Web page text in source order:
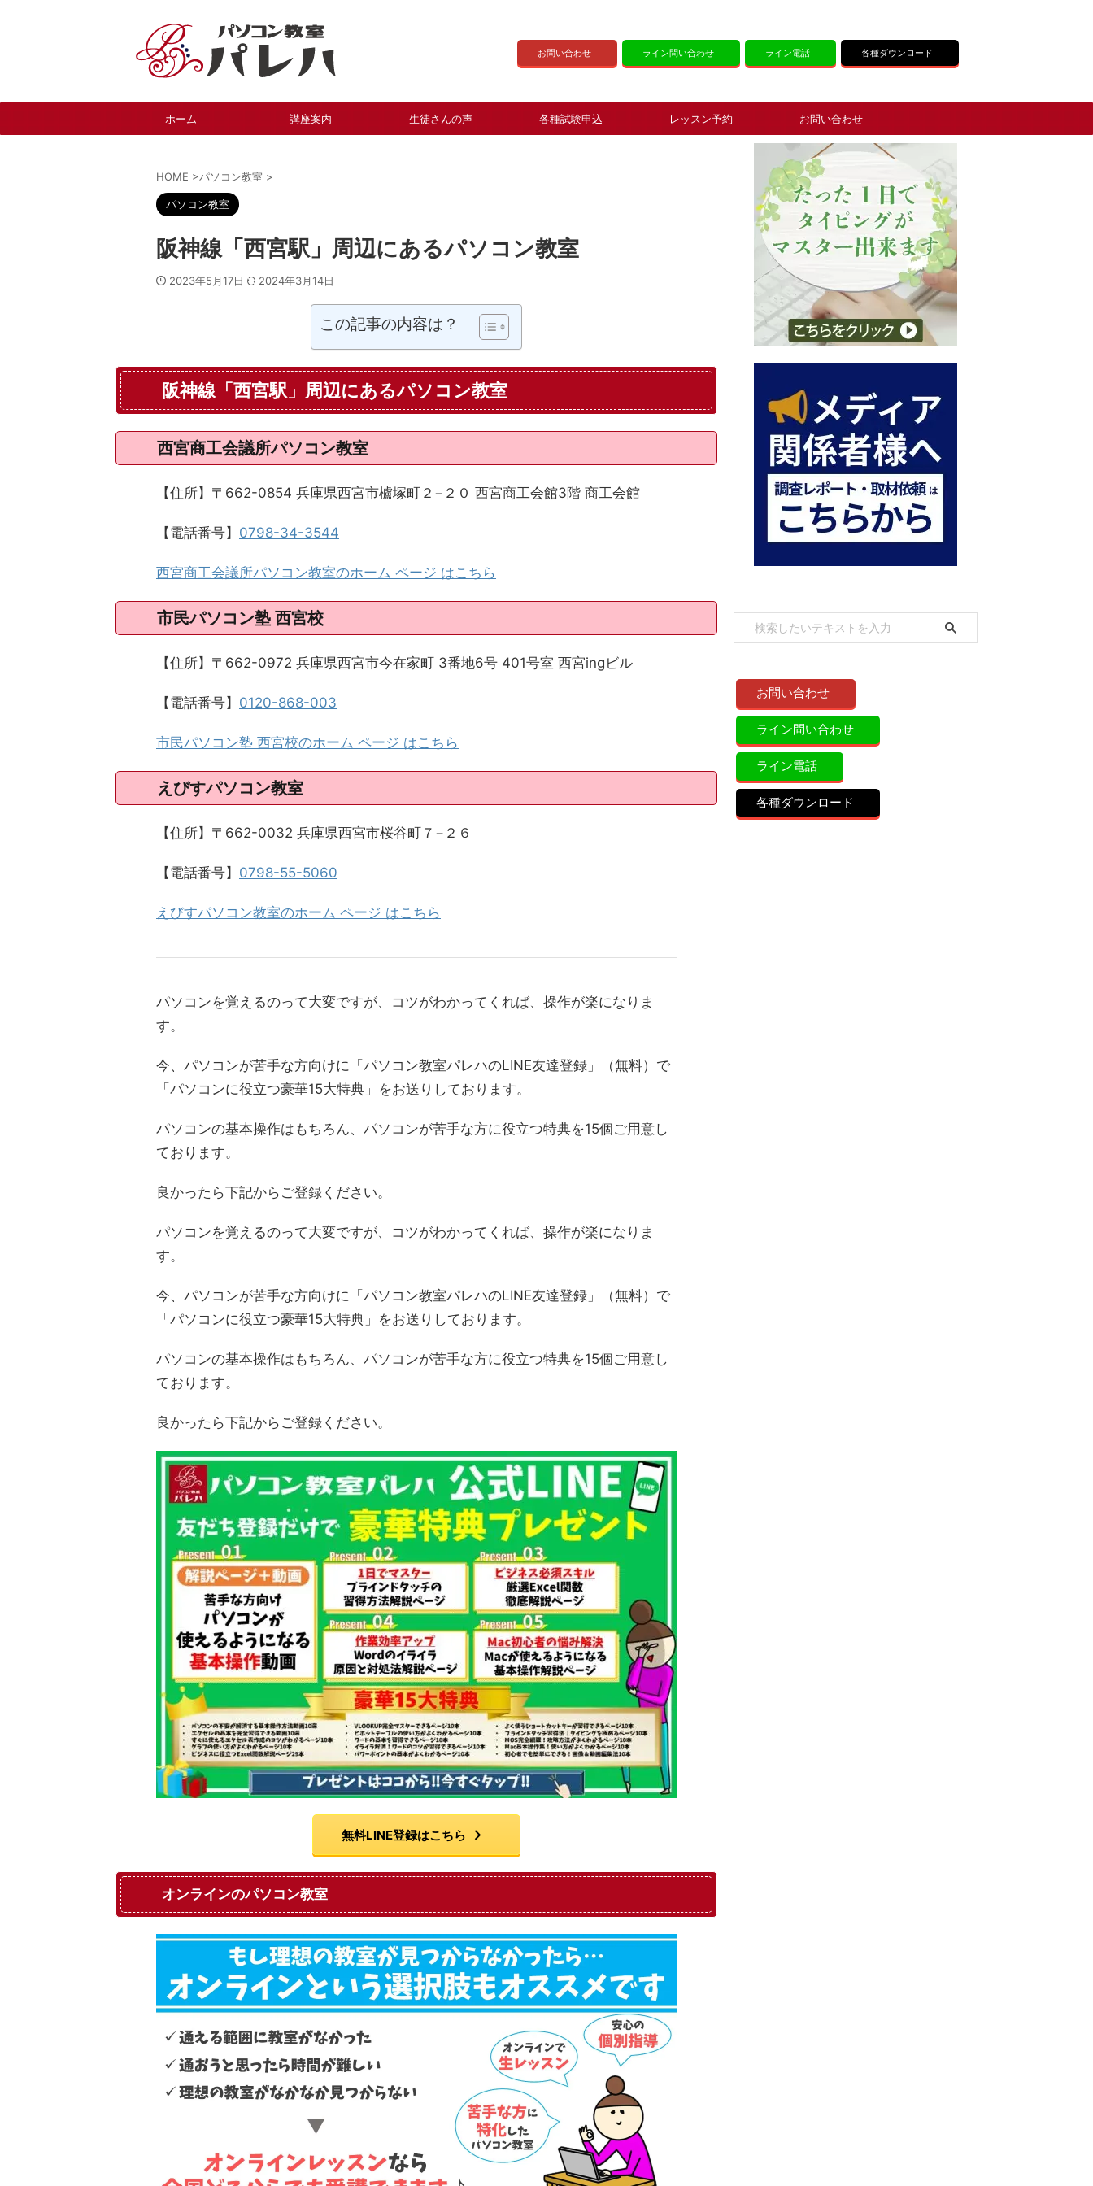
お問い合わせ ライン問い合わせ ライン電話 各種ダウンロード
ホーム 講座案内 生徒さんの声 各種試験申込 レッスン予約 お問い合わせ
HOME >パソコン教室 >
パソコン教室
阪神線「西宮駅」周辺にあるパソコン教室
2023年5月17日 2024年3月14日
この記事の内容は？
阪神線「西宮駅」周辺にあるパソコン教室
西宮商工会議所パソコン教室
【住所】〒662-0854 兵庫県西宮市櫨塚町２−２０ 西宮商工会館3階 商工会館
【電話番号】 0798-34-3544
西宮商工会議所パソコン教室のホーム ページ はこちら
市民パソコン塾 西宮校
【住所】〒662-0972 兵庫県西宮市今在家町 3番地6号 401号室 西宮ingビル
【電話番号】 0120-868-003
市民パソコン塾 西宮校のホーム ページ はこちら
えびすパソコン教室
【住所】〒662-0032 兵庫県西宮市桜谷町７−２６
【電話番号】 0798-55-5060
えびすパソコン教室のホーム ページ はこちら
パソコンを覚えるのって大変ですが、コツがわかってくれば、操作が楽になりま
す。
今、パソコンが苦手な方向けに「パソコン教室パレハのLINE友達登録」（無料）で
「パソコンに役立つ豪華15大特典」をお送りしております。
パソコンの基本操作はもちろん、パソコンが苦手な方に役立つ特典を15個ご用意し
ております。
良かったら下記からご登録ください。
パソコンを覚えるのって大変ですが、コツがわかってくれば、操作が楽になりま
す。
今、パソコンが苦手な方向けに「パソコン教室パレハのLINE友達登録」（無料）で
「パソコンに役立つ豪華15大特典」をお送りしております。
パソコンの基本操作はもちろん、パソコンが苦手な方に役立つ特典を15個ご用意し
ております。
良かったら下記からご登録ください。
無料LINE登録はこちら
オンラインのパソコン教室
お問い合わせ
ライン問い合わせ
ライン電話
各種ダウンロード